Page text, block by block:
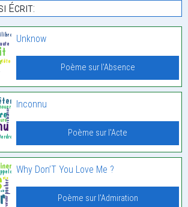
Écrit:
Unknow
Poème sur l'Absence
Inconnu
Poème sur l'Acte
Why Don’T You Love Me ?
Poème sur l'Admiration